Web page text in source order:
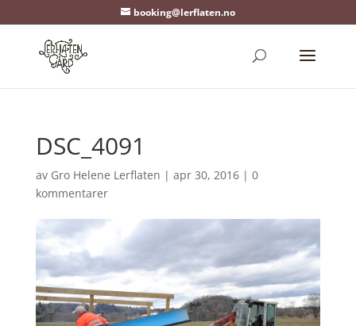
booking@lerflaten.no
DSC_4091
av Gro Helene Lerflaten | apr 30, 2016| 0
kommentarer